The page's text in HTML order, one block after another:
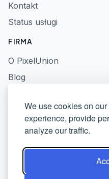
We use cookies on
experience, provide
analyze our traffic.
Kontakt
Status usługi
FIRMA
O PixelUnion
Blog
Polityka prywatności
Regulamin